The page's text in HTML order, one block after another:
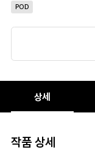
POD
상세
작품 상세